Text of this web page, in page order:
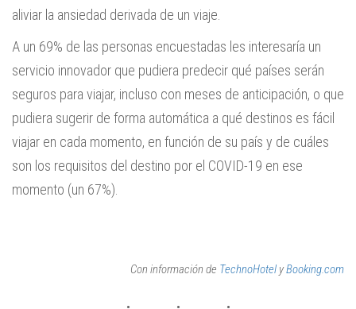
aliviar la ansiedad derivada de un viaje.
A un 69% de las personas encuestadas les interesaría un
servicio innovador que pudiera predecir qué países serán
seguros para viajar, incluso con meses de anticipación, o que
pudiera sugerir de forma automática a qué destinos es fácil
viajar en cada momento, en función de su país y de cuáles
son los requisitos del destino por el COVID-19 en ese
momento (un 67%).
Con información de TechnoHotel yBooking.com